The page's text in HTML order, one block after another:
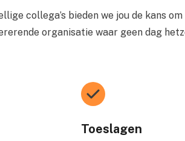
collega’s bieden we jou de kans
organisatie waar geen dag
Toeslagen